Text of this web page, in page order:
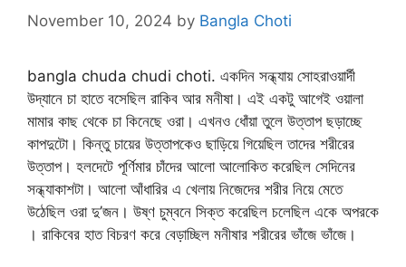
November 10, 2024 by Bangla Choti
bangla chuda chudi choti. একদিন সন্ধ্যায় সোহরাওয়ার্দী
উদ্যানে চা হাতে বসেছিল রাকিব আর মনীষা। এই একটু আগেই ওয়ালা
মামার কাছ থেকে চা কিনেছে ওরা। এখনও ধোঁয়া তুলে উত্তাপ ছড়াচ্ছে
কাপদুটো। কিন্তু চায়ের উত্তাপকেও ছাড়িয়ে গিয়েছিল তাদের শরীরের
উত্তাপ। হলদেটে পূর্ণিমার চাঁদের আলো আলোকিত করেছিল সেদিনের
সন্ধ্যাকাশটা। আলো আঁধারির এ খেলায় নিজেদের শরীর নিয়ে মেতে
উঠেছিল ওরা দু’জন। উষ্ণ চুম্বনে সিক্ত করেছিল চলেছিল একে অপরকে
। রাকিবের হাত বিচরণ করে বেড়াচ্ছিল মনীষার শরীরের ভাঁজে ভাঁজে।